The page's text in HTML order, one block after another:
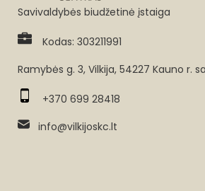
Savivaldybės biudžetinė įstaiga
Kodas: 303211991
Ramybės g. 3, Vilkija, 54227 Kauno r.
+370 699 28418
info@vilkijoskc.lt